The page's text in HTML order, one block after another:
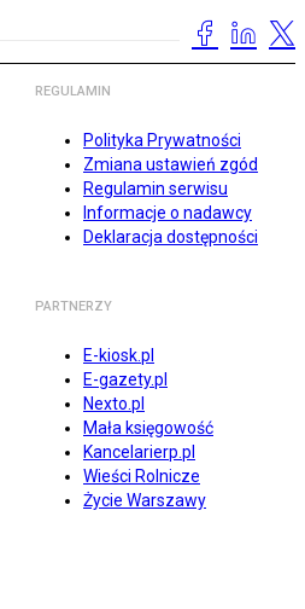
REGULAMIN
Polityka Prywatności
Zmiana ustawień zgód
Regulamin serwisu
Informacje o nadawcy
Deklaracja dostępności
PARTNERZY
E-kiosk.pl
E-gazety.pl
Nexto.pl
Mała księgowość
Kancelarierp.pl
Wieści Rolnicze
Życie Warszawy